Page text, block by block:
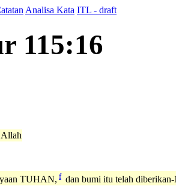
Analisa Kata ITL - draft
115:16
TUHAN, f dan bumi itu telah